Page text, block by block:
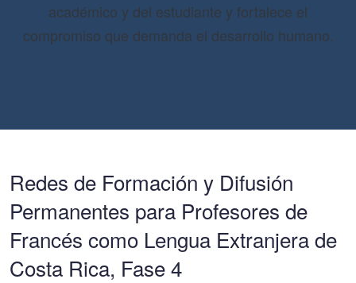
académico y del estudiante y fortalece el
compromiso que demanda el desarrollo humano.
Redes de Formación y Difusión
Permanentes para Profesores de
Francés como Lengua Extranjera de
Costa Rica, Fase 4